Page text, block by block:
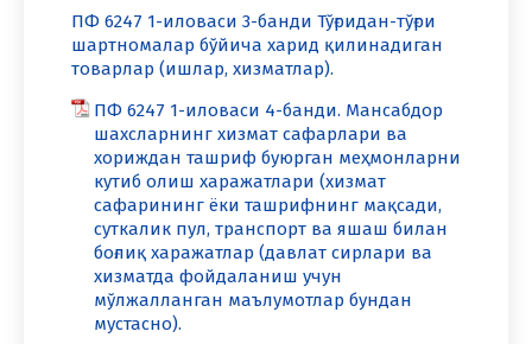
ПФ 6247 1-иловаси 3-банди Тўғридан-тўғри
шартномалар бўйича харид қилинадиган
товарлар (ишлар, хизматлар).
ПФ 6247 1-иловаси 4-банди. Мансабдор
шахсларнинг хизмат сафарлари ва
хориждан ташриф буюрган меҳмонларни
кутиб олиш харажатлари (хизмат
сафарининг ёки ташрифнинг мақсади,
суткалик пул, транспорт ва яшаш билан
боғлиқ харажатлар (давлат сирлари ва
хизматда фойдаланиш учун
мўлжалланган маълумотлар бундан
мустасно).